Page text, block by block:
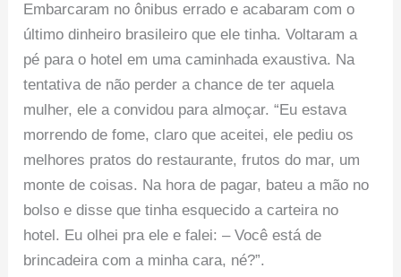
Embarcaram no ônibus errado e acabaram com o
último dinheiro brasileiro que ele tinha. Voltaram a
pé para o hotel em uma caminhada exaustiva. Na
tentativa de não perder a chance de ter aquela
mulher, ele a convidou para almoçar. “Eu estava
morrendo de fome, claro que aceitei, ele pediu os
melhores pratos do restaurante, frutos do mar, um
monte de coisas. Na hora de pagar, bateu a mão no
bolso e disse que tinha esquecido a carteira no
hotel. Eu olhei pra ele e falei: – Você está de
brincadeira com a minha cara, né?”.